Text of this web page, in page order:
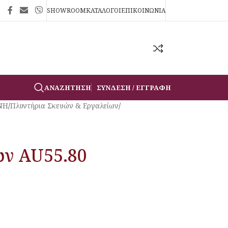
SHOWROOMΚΑΤΑΛΟΓΟΙΕΠΙΚΟΙΝΩΝΙΑ
ΑΝΑΖΉΤΗΣΗ ΣΎΝΔΕΣΗ / ΕΓΓΡΑΦΉ
/Πλυντήρια Σκευών & Εργαλείων/
AU55.80